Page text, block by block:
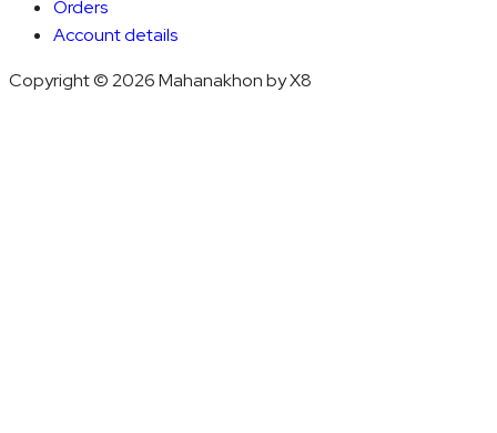
Orders
Account details
Copyright © 2026 Mahanakhon by X8